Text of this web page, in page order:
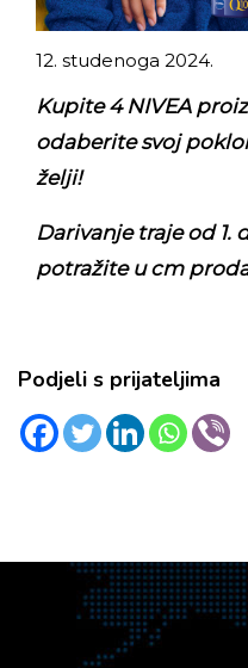
12. studenoga 2024.
Kupite 4 NIVEA
odaberite svoj
želji!
Darivanje traje od 1.
potražite u cm
Podjeli s prijateljima